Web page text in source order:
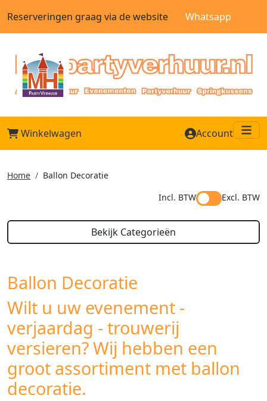
Reserveringen graag via de website Whatsapp
Winkelwagen Account
Home
Ballon Decoratie
Incl. BTW
Excl. BTW
Bekijk Categorieën
Ballon Decoratie
Wilt u uw evenement -
verjaardag - trouwerij
versieren? Wij hebben een
groot assortiment met ballon
decoratie.